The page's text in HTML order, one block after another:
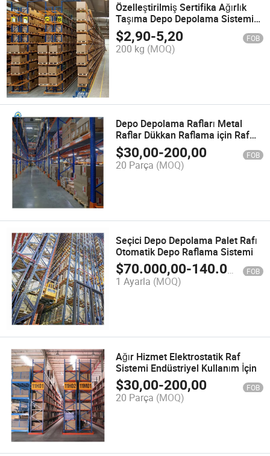
Özelleştirilmiş Sertifika Ağırlık
Taşıma Depo Depolama Sistemi
Çelik Euro Palet Rafı
$2,90-5,20 FOB
200 kg (MOQ)
Depo Depolama Rafları Metal
Raflar Dükkan Raflama için Raf
Rafı Fabrika Palet
$30,00-200,00 FOB
20 Parça (MOQ)
Seçici Depo Depolama Palet Rafı
Otomatik Depo Raflama Sistemi
$70.000,00-140.000,00 FOB
1 Ayarla (MOQ)
Ağır Hizmet Elektrostatik Raf
Sistemi Endüstriyel Kullanım İçin
$30,00-200,00 FOB
20 Parça (MOQ)